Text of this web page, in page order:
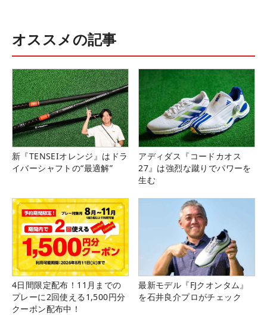
オススメの記事
新『TENSEIオレンジ』はドラ
イバーシャフトの“最適解”
アディダス『コードカオス
27』は強烈な蹴りでパワーを
生む
4日間限定配布！11月までの
プレーに2回使える1,500円分
クーポン配布中！
最新モデル『FJクオンタム』
を石井良介プロがチェック